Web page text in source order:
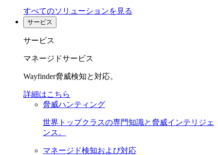
すべてのソリューションを見る
サービス
サービス
マネージドサービス
Wayfinder脅威検知と対応。
詳細はこちら
脅威ハンティング
世界トップクラスの専門知識と脅威インテリジェ
ンス。
マネージド検知および対応